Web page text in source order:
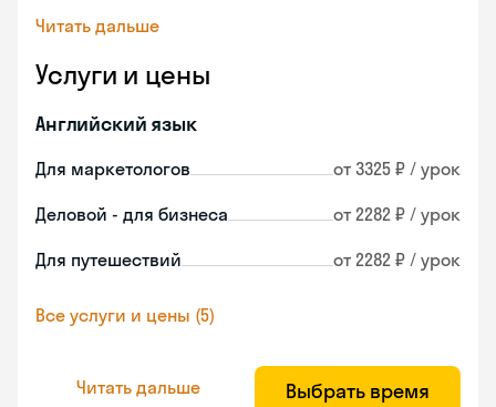
Читать дальше
Услуги и цены
Английский язык
Для маркетологов от 3325 ₽ / урок
Деловой - для бизнеса от 2282 ₽ / урок
Для путешествий от 2282 ₽ / урок
Все услуги и цены (5)
Читать дальше Выбрать время